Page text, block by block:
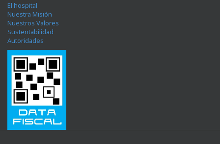
El hospital
Nuestra Misión
Nuestros Valores
Sustentabilidad
Autoridades